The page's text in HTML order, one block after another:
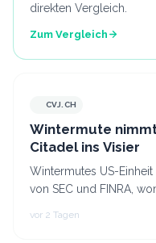
direkten Vergleich.
Zum Vergleich
CVJ.CHCVJ.CH
Wintermute
Citadel ins Visier
Wintermutes US-
von SEC und FINRA,
vor 2 Tagen